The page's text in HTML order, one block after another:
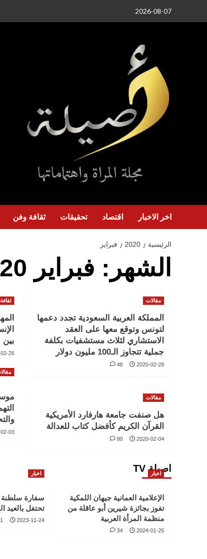
2026-08-07
اخر الاخبار اقتصاد تحقيقات ثقافة وفن
الرئيسية 2020 فبراير
الشهر: فبراير 2020
مقالات
المملكة العربية السعودية تجدد دعمها
لتونس وتوقع معها على العقد
الاستشاري لثلاث مستشفيات بكلفة
جملية تتجاوز الـ100 مليون دولار
2020-02-28
48
بين
26
مقالات
هل صنفت جامعة هارفارد الأمريكية
القرآن الكريم كأفضل كتاب للعدالة
2020-02-04
80
03
اصيلة TV
اخبار
الإعلامية العمانية جيهان اللمكية
تفوز بجائزة شيرين أبو عاقلة من
منظمة المرأة العربية
2024-01-25
34
اخبار
سفارة
تحتفل بالعيد
2023-11-24